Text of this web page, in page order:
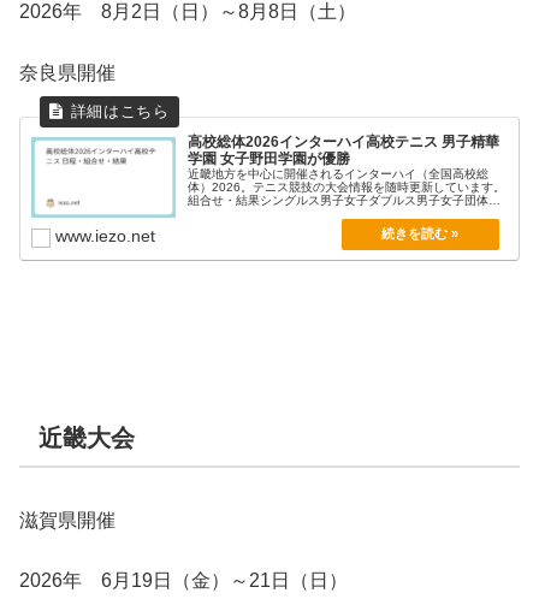
2026年 8月2日（日）～8月8日（土）
奈良県開催
高校総体2026インターハイ高校テニス 男子精華
学園 女子野田学園が優勝
近畿地方を中心に開催されるインターハイ（全国高校総
体）2026。テニス競技の大会情報を随時更新しています。
組合せ・結果シングルス男子女子ダブルス男子女子団体戦
www.iezo.net
近畿大会
滋賀県開催
2026年 6月19日（金）～21日（日）